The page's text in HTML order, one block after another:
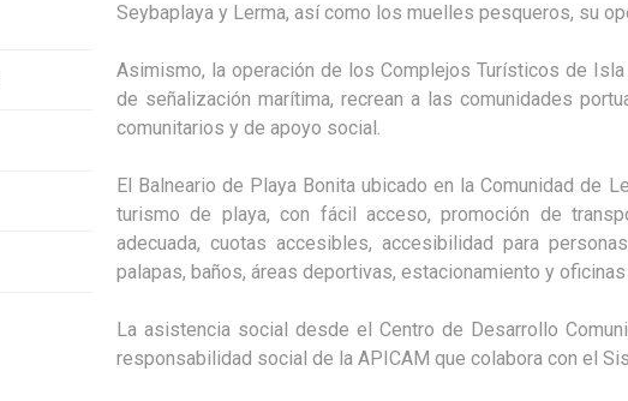
Seybaplaya y Lerma, así como los muelles pesqueros, su
Asimismo, la operación de los Complejos Turísticos de
de señalización marítima, recrean a las comunidades
comunitarios y de apoyo social.
El Balneario de Playa Bonita ubicado en la Comunidad de
turismo de playa, con fácil acceso, promoción de
adecuada, cuotas accesibles, accesibilidad para
palapas, baños, áreas deportivas, estacionamiento y
La asistencia social desde el Centro de Desarrollo
responsabilidad social de la APICAM que colabora con el